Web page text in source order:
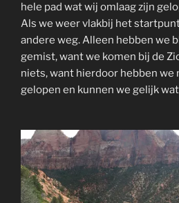
hele pad wat wij omlaag zijn
Als we weer vlakbij het
andere weg. Alleen hebben we
gemist, want we komen bij de
niets, want hierdoor hebben we
gelopen en kunnen we gelijk